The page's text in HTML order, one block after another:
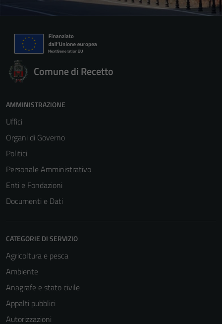
Comune di Recetto
AMMINISTRAZIONE
Uffici
Organi di Governo
Politici
Personale Amministrativo
Enti e Fondazioni
Documenti e Dati
CATEGORIE DI SERVIZIO
Agricoltura e pesca
Ambiente
Anagrafe e stato civile
Appalti pubblici
Autorizzazioni